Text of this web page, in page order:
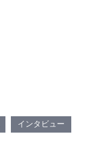
インタビュー